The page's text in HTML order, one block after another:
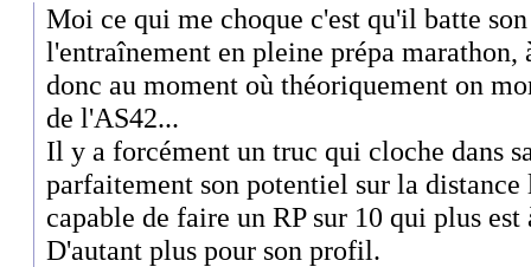
Moi ce qui me choque c'est qu'il batte
l'entraînement en pleine prépa marathon,
donc au moment où théoriquement on
de l'AS42...
Il y a forcément un truc qui cloche dans
parfaitement son potentiel sur la
capable de faire un RP sur 10 qui plus
D'autant plus pour son profil.